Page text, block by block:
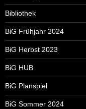
Bibliothek
BiG Frühjahr 2024
BiG Herbst 2023
BiG HUB
BiG Planspiel
BiG Sommer 2024